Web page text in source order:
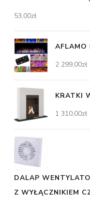
53,00zł
AFLAMO
2 299,00zł
KRATKI
1 310,00zł
DALAP
Z WYŁĄCZNIKIEM